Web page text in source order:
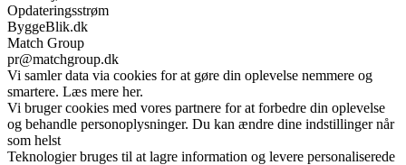
Opdateringsstrøm
ByggeBlik.dk
Match Group
pr@matchgroup.dk
Vi samler data via cookies for at gøre din oplevelse nemmere og
smartere. Læs mere her.
Vi bruger cookies med vores partnere for at forbedre din oplevelse
og behandle personoplysninger. Du kan ændre dine indstillinger når
som helst
Teknologier bruges til at lagre information og levere personaliserede